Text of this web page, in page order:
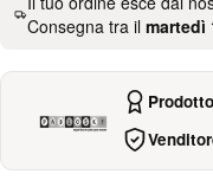
Consegna tra il martedì